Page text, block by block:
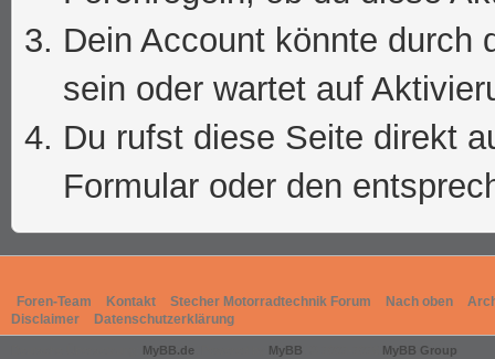
Dein Account könnte durch
sein oder wartet auf
Du rufst diese Seite direkt
Formular oder den
Foren-Team Kontakt Stecher Motorradtechnik Forum Nach oben
Disclaimer
Datenschutzerklärung
MyBB.de MyBB MyBB Group